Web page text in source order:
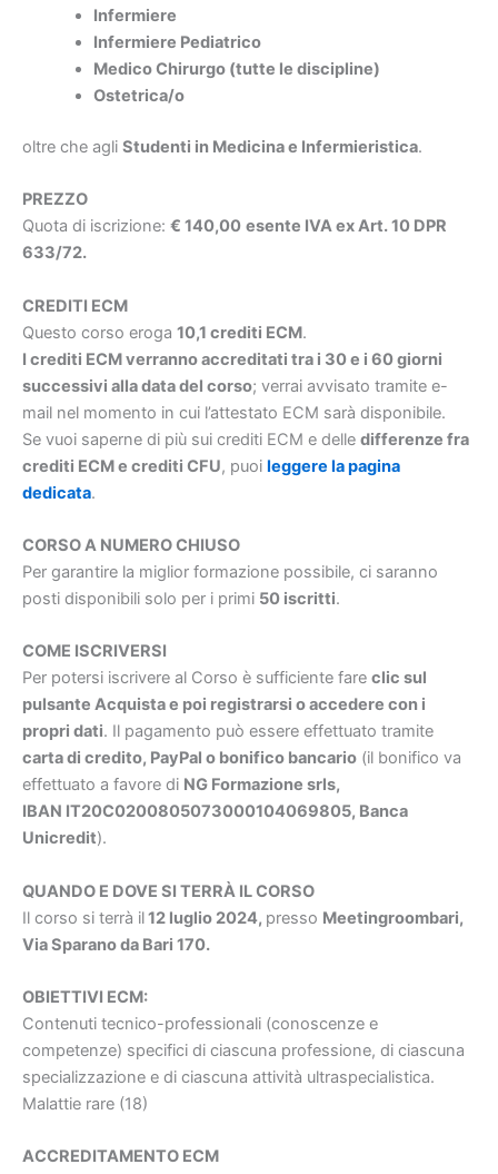
Infermiere
Infermiere Pediatrico
Medico Chirurgo (tutte le discipline)
Ostetrica/o
oltre che agli Studenti in Medicina e Infermieristica.
PREZZO
Quota di iscrizione: € 140,00 esente IVA ex Art. 10 DPR
633/72.
CREDITI ECM
Questo corso eroga 10,1 crediti ECM.
I crediti ECM verranno accreditati tra i 30 e i 60 giorni
successivi alla data del corso; verrai avvisato tramite e-
mail nel momento in cui l’attestato ECM sarà disponibile.
Se vuoi saperne di più sui crediti ECM e delle differenze fra
crediti ECM e crediti CFU, puoi leggere la pagina
dedicata.
CORSO A NUMERO CHIUSO
Per garantire la miglior formazione possibile, ci saranno
posti disponibili solo per i primi 50 iscritti.
COME ISCRIVERSI
Per potersi iscrivere al Corso è sufficiente fare clic sul
pulsante Acquista e poi registrarsi o accedere con i
propri dati. Il pagamento può essere effettuato tramite
carta di credito, PayPal o bonifico bancario (il bonifico va
effettuato a favore di NG Formazione srls,
IBAN IT20C0200805073000104069805, Banca
Unicredit).
QUANDO E DOVE SI TERRÀ IL CORSO
Il corso si terrà il12 luglio 2024, presso Meetingroombari,
Via Sparano da Bari 170.
OBIETTIVI ECM:
Contenuti tecnico-professionali (conoscenze e
competenze) specifici di ciascuna professione, di ciascuna
specializzazione e di ciascuna attività ultraspecialistica.
Malattie rare (18)
ACCREDITAMENTO ECM